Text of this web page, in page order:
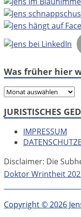
Was früher hier
Was
hier
JURISTISCHES
IMPRESSUM
Disclaimer: Die
Doktor Wrintheit
Copyright © 2026